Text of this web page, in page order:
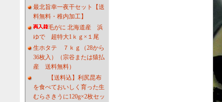
最北旨幸一夜干セット【送
料無料・稚内加工】
毛がに 北海道産 浜
ゆで 超特大1ｋｇ×１尾
生ホタテ ７ｋｇ（28から
36枚入）（宗谷または猿払
産 送料無料）
【送料込】利尻昆布
を食べておいしく育った生
むらさきうに120g×2枚セッ